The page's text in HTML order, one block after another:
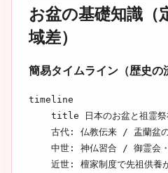
お盆の基礎知識（
域差）
簡易タイムライン（歴史の
timeline